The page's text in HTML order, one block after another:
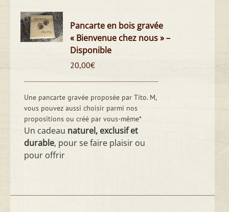
Pancarte en bois gravée
« Bienvenue chez nous » –
Disponible
20,00€
Une pancarte gravée proposée par Tito. M,
vous pouvez aussi choisir parmi nos
propositions ou créé par vous-même*
Un cadeau naturel, exclusif et
durable, pour se faire plaisir ou
pour offrir